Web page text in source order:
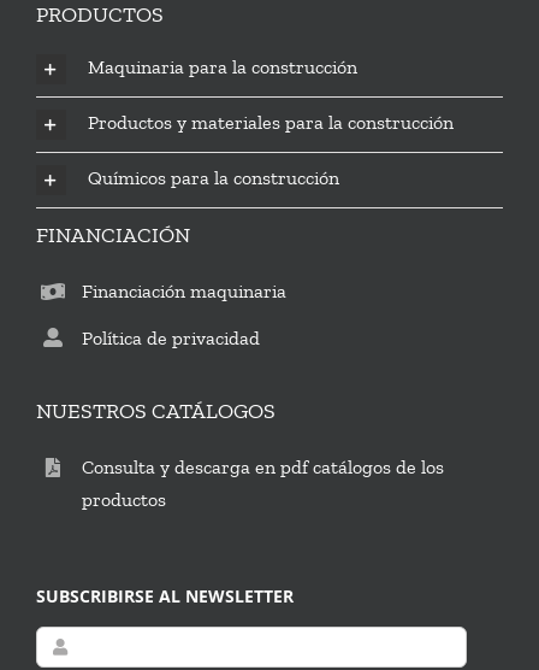
PRODUCTOS
Maquinaria para la construcción
Productos y materiales para la construcción
Químicos para la construcción
FINANCIACIÓN
Financiación maquinaria
Política de privacidad
NUESTROS CATÁLOGOS
Consulta y descarga en pdf catálogos de los
productos
SUBSCRIBIRSE AL NEWSLETTER